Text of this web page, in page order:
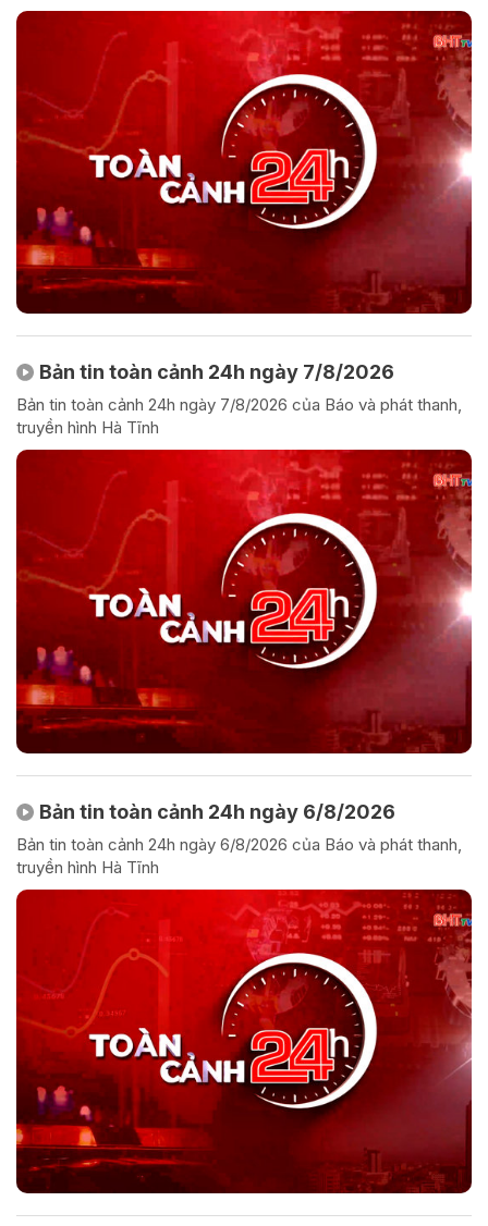
Bản tin toàn cảnh 24h ngày 7/8/2026
Bản tin toàn cảnh 24h ngày 7/8/2026 của Báo và phát thanh,
truyền hình Hà Tĩnh
Bản tin toàn cảnh 24h ngày 6/8/2026
Bản tin toàn cảnh 24h ngày 6/8/2026 của Báo và phát thanh,
truyền hình Hà Tĩnh